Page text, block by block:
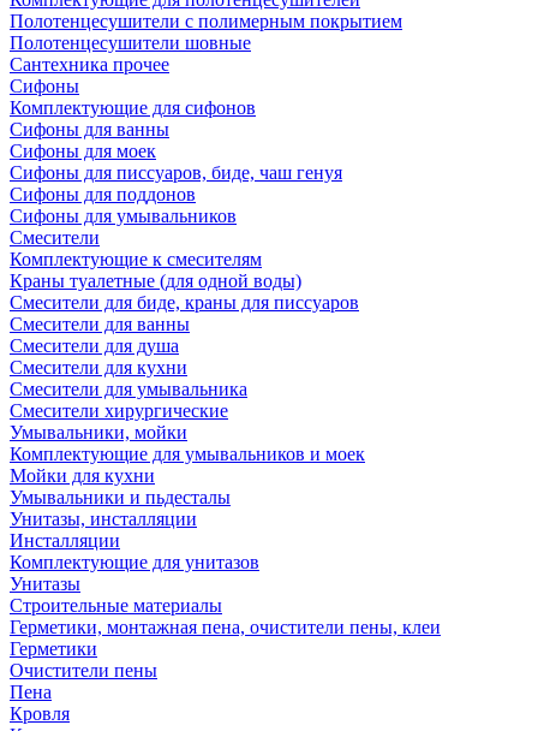
Полотенцесушители с полимерным покрытием
Полотенцесушители шовные
Сантехника прочее
Сифоны
Комплектующие для сифонов
Сифоны для ванны
Сифоны для моек
Сифоны для писсуаров, биде, чаш генуя
Сифоны для поддонов
Сифоны для умывальников
Смесители
Комплектующие к смесителям
Краны туалетные (для одной воды)
Смесители для биде, краны для писсуаров
Смесители для ванны
Смесители для душа
Смесители для кухни
Смесители для умывальника
Смесители хирургические
Умывальники, мойки
Комплектующие для умывальников и моек
Мойки для кухни
Умывальники и пьдесталы
Унитазы, инсталляции
Инсталляции
Комплектующие для унитазов
Унитазы
Строительные материалы
Герметики, монтажная пена, очистители пены, клеи
Герметики
Очистители пены
Пена
Кровля